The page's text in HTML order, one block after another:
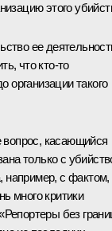
этого
ее
что кто‑то
такого
касающийся
только с
например, с фактом,
много критики
без